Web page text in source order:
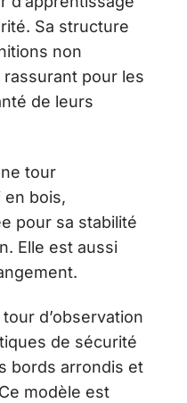
Sa structure
non
pour les
de leurs
tour
en bois,
pour sa stabilité
Elle est aussi
d’observation
de sécurité
bords arrondis et
modèle est